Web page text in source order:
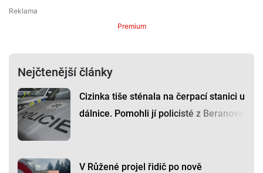
Premium
Nejčtenější články
Cizinka tiše sténala na čerpací stanici u
dálnice. Pomohli jí policisté z Beranova
V Růžené projel řidič po nově